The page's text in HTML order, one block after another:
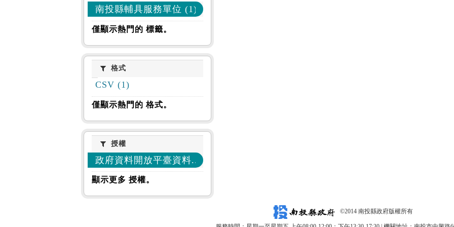
南投縣輔具服務單位 (1)
僅顯示熱門的 標籤。
格式格式
CSV (1)
僅顯示熱門的 格式。
授權授權
政府資料開放平臺資料... (1)
顯示更多 授權。
©2014 南投縣政府版權所有